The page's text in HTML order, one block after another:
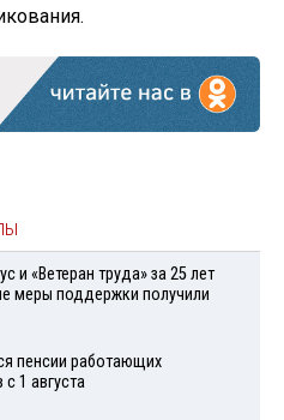
и «Ветеран труда» за 25 лет
меры поддержки получили
пенсии работающих
1 августа